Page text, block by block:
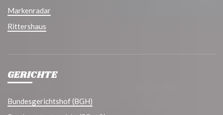
Markenradar
Rittershaus
GERICHTE
Bundesgerichtshof (BGH)